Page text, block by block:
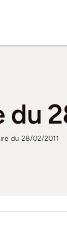
du
du 28/02/2011